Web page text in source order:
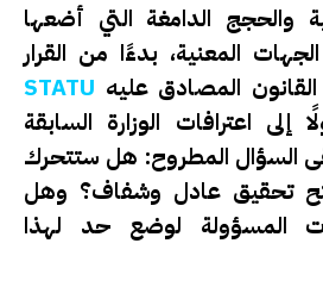
والحجج الدامغة التي أضعها
المعنية، بدءًا من القرار
المصادق عليه STATU
إلى اعترافات الوزارة السابقة
السؤال المطروح: هل ستتحرك
تحقيق عادل وشفاف؟ وهل
المسؤولة لوضع حد لهذا